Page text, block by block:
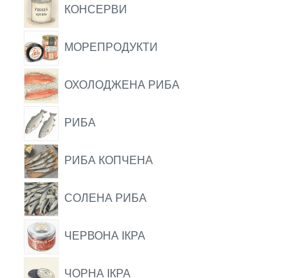
КОНСЕРВИ
МОРЕПРОДУКТИ
ОХОЛОДЖЕНА РИБА
РИБА
РИБА КОПЧЕНА
СОЛЕНА РИБА
ЧЕРВОНА ІКРА
ЧОРНА ІКРА